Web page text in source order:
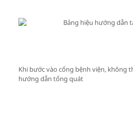
Khi bước vào cổng bệnh viện, không
hướng dẫn tổng quát